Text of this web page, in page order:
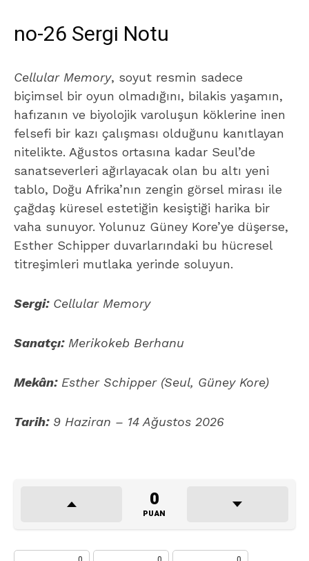
no-26 Sergi Notu
Cellular Memory, soyut resmin sadece
biçimsel bir oyun olmadığını, bilakis yaşamın,
hafızanın ve biyolojik varoluşun köklerine inen
felsefi bir kazı çalışması olduğunu kanıtlayan
nitelikte. Ağustos ortasına kadar Seul’de
sanatseverleri ağırlayacak olan bu altı yeni
tablo, Doğu Afrika’nın zengin görsel mirası ile
çağdaş küresel estetiğin kesiştiği harika bir
vaha sunuyor. Yolunuz Güney Kore’ye düşerse,
Esther Schipper duvarlarındaki bu hücresel
titreşimleri mutlaka yerinde soluyun.
Sergi:Cellular Memory
Sanatçı:Merikokeb Berhanu
Mekân:Esther Schipper (Seul, Güney Kore)
Tarih:9 Haziran – 14 Ağustos 2026
0
PUAN